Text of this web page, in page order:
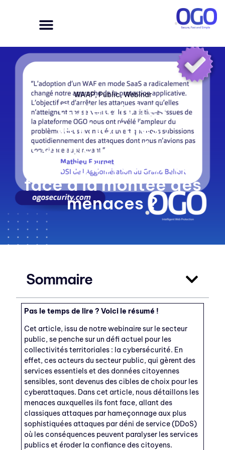
WAAP,Public,Webinar
Collectivités
territoriales :
comment renforcer
leur cybersécurité
face à la montée des
menaces ?
Sommaire
Pas le temps de lire ? Voici le résumé !
Cet article, issu de notre webinaire sur le secteur
public, se penche sur un défi actuel pour les
collectivités territoriales : la cybersécurité. En
effet, ces acteurs du secteur public, qui gèrent des
services essentiels et des données citoyennes
sensibles, sont devenus des cibles de choix pour les
cyberattaques. Dans cet article, nous détaillons les
menaces auxquelles ils font face, allant des
classiques attaques par hameçonnage aux plus
sophistiquées attaques par déni de service (DDoS)
où les conséquences peuvent paralyser les services
publics et éroder la confiance des citoyens.